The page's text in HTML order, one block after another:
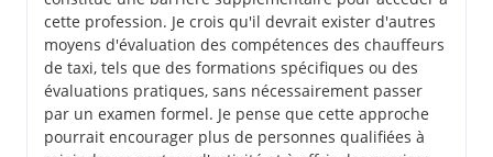
cette profession. Je crois qu'il devrait exister d'autres
moyens d'évaluation des compétences des chauffeurs
de taxi, tels que des formations spécifiques ou des
évaluations pratiques, sans nécessairement passer
par un examen formel. Je pense que cette approche
pourrait encourager plus de personnes qualifiées à